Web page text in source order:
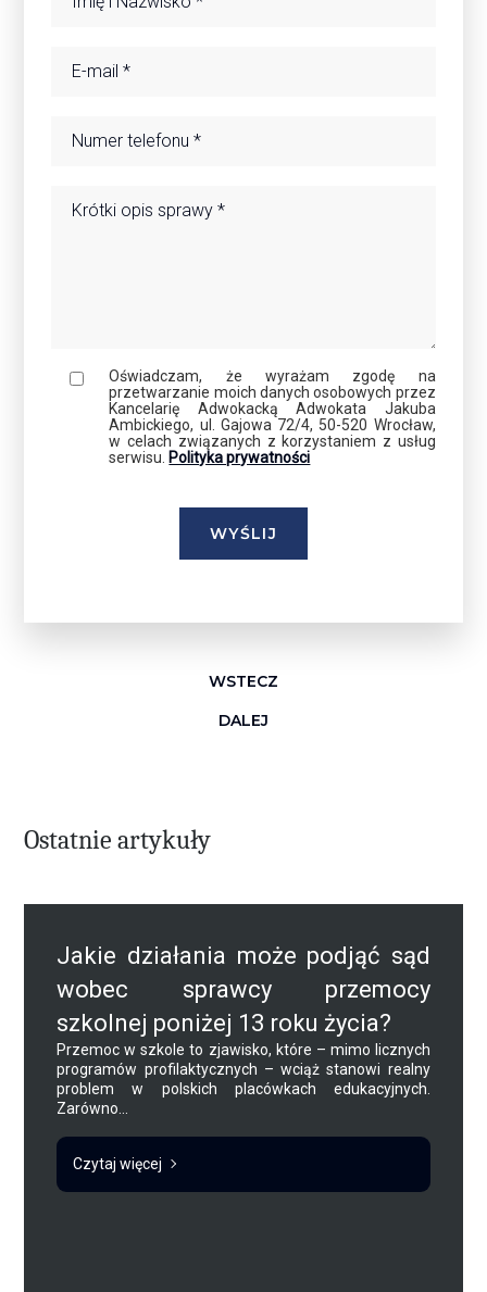
Oświadczam, że wyrażam zgodę na
przetwarzanie moich danych osobowych przez
Kancelarię Adwokacką Adwokata Jakuba
Ambickiego, ul. Gajowa 72/4, 50-520 Wrocław,
w celach związanych z korzystaniem z usług
serwisu. Polityka prywatności
WSTECZ
DALEJ
Ostatnie artykuły
Jakie działania może podjąć sąd
wobec sprawcy przemocy
szkolnej poniżej 13 roku życia?
Przemoc w szkole to zjawisko, które – mimo licznych
programów profilaktycznych – wciąż stanowi realny
problem w polskich placówkach edukacyjnych.
Zarówno...
Czytaj więcej